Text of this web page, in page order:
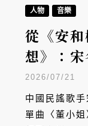
人物 音樂
從《安
想》：
年告白
2026/07/21
中國民謠歌
單曲〈董小